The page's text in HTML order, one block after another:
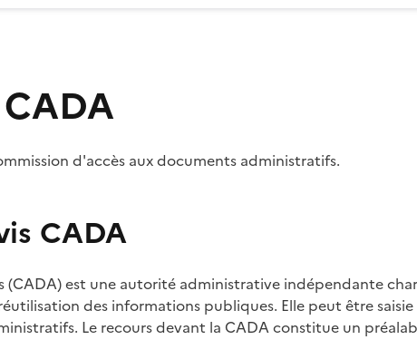
d'accès aux documents administratifs.
CADA
est une autorité administrative indépendante
des informations publiques. Elle peut être
Le recours devant la CADA constitue un